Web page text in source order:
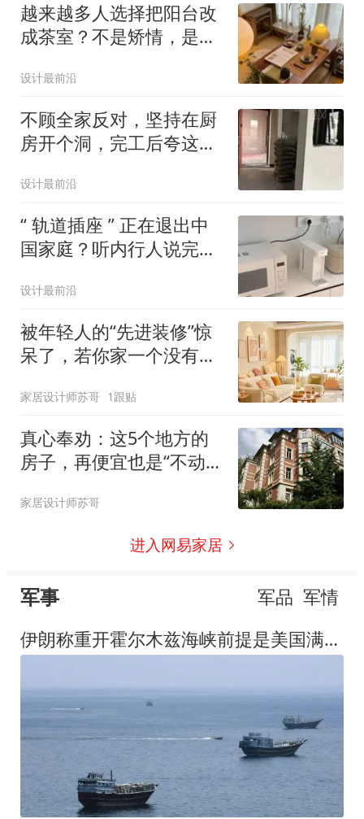
越来越多人选择把阳台改
成茶室？不是矫情，是太
设计最前沿
不顾全家反对，坚持在厨
房开个洞，完工后夸这设
设计最前沿
“ 轨道插座 ” 正在退出中
国家庭？听内行人说完，
设计最前沿
被年轻人的“先进装修”惊
呆了，若你家一个没有，
家居设计师苏哥 1跟贴
真心奉劝：这5个地方的
房子，再便宜也是“不动
家居设计师苏哥
进入网易家居
军事 军品 军情
伊朗称重开霍尔木兹海峡前提是美国满足5个条件